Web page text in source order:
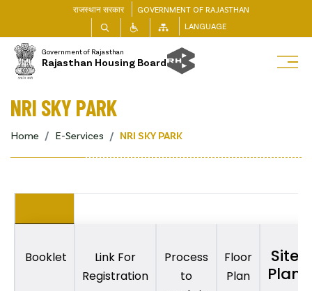
राजस्थान सरकार
GOVERNMENT OF RAJASTHAN
LANGUAGE
Government of Rajasthan
Rajasthan Housing Board
NRI SKY PARK
Home E-Services NRI SKY PARK
Booklet
Link For
Registration
Process
to
Floor
Plan
Site
Plan